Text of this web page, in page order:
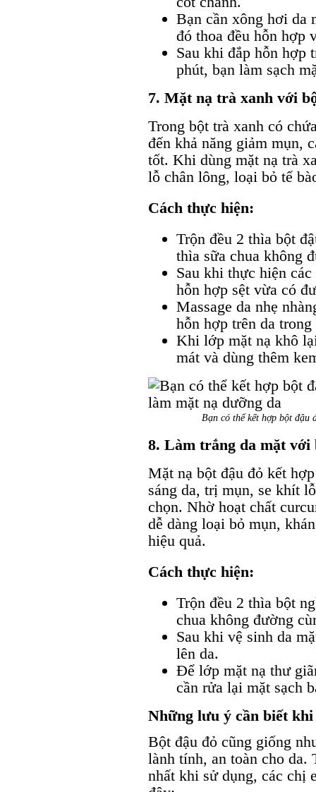
Bạn cần xông hơi da
đó thoa đều hỗn hợp
Sau khi đắp hỗn hợp
phút, bạn làm sạch
7. Mặt nạ trà xanh với
Trong bột trà xanh có
đến khả năng giảm mụn,
tốt. Khi dùng mặt nạ trà
lỗ chân lông, loại bỏ tế
Cách thực hiện:
Trộn đều 2 thìa bột
thìa sữa chua không
Sau khi thực hiện
hỗn hợp sệt vừa có
Massage da nhẹ
hỗn hợp trên da
Khi lớp mặt nạ khô
mát và dùng thêm
Bạn có thể kết hợp bột đậu
8. Làm trắng da mặt với
Mặt nạ bột đậu đỏ kết
sáng da, trị mụn, se khít
chọn. Nhờ hoạt chất
dễ dàng loại bỏ mụn,
hiệu quả.
Cách thực hiện:
Trộn đều 2 thìa bột
chua không đường
Sau khi vệ sinh da
lên da.
Để lớp mặt nạ thư
cần rửa lại mặt sạch
Những lưu ý cần biết
Bột đậu đỏ cũng giống
lành tính, an toàn cho da.
nhất khi sử dụng, các chị